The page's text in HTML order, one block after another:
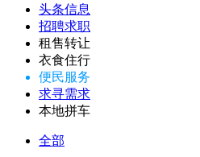
头条信息
招聘求职
租售转让
衣食住行
便民服务
求寻需求
本地拼车
全部